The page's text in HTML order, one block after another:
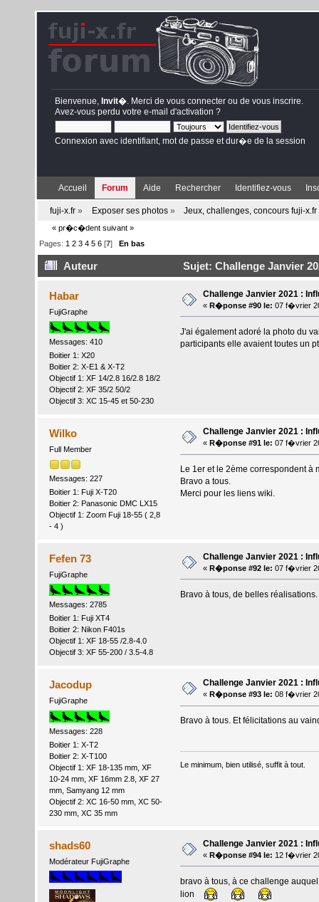
Bienvenue, Invit� . Merci de vous connecter ou de vous inscrire
Avez-vous perdu votre e-mail d'activation ?
Connexion avec identifiant, mot de passe et dur�e de la session
Accueil Forum Aide Rechercher Identifiez-vous
fuji-x.fr » Exposer ses photos» Jeux, challenges, concours fuji-x.fr
« pr�c�dent suivant »
Pages: 1 2 3 4 5 6 [7] En bas
Auteur Sujet: Challenge Janvier
Habar
FujiGraphe
Messages: 410
Boitier 1: X20
Boitier 2: X-E1 & X-T2
Objectif 1: XF 14/2.8 16/2.8 18/2
Objectif 2: XF 35/2 50/2
Objectif 3: XC 15-45 et 50-230
Challenge Janvier 2021 :
« R�ponse #90 le: 07 f�vrier
J'ai également adoré la photo du
participants elle avaient toutes un
Wilko
Full Member
Messages: 227
Boitier 1: Fuji X-T20
Boitier 2: Panasonic DMC LX15
Objectif 1: Zoom Fuji 18-55 ( 2,8
- 4 )
Challenge Janvier 2021 :
« R�ponse #91 le: 07 f�vrier
Le 1er et le 2ème correspondent à
Bravo a tous.
Merci pour les liens wiki.
Fefen 73
FujiGraphe
Messages: 2785
Boitier 1: Fuji XT4
Boitier 2: Nikon F401s
Objectif 1: XF 18-55 /2.8-4.0
Objectif 3: XF 55-200 / 3.5-4.8
Challenge Janvier 2021 :
« R�ponse #92 le: 07 f�vrier
Bravo à tous, de belles réalisations.
Jacodup
FujiGraphe
Messages: 228
Boitier 1: X-T2
Boitier 2: X-T100
Objectif 1: XF 18-135 mm, XF
10-24 mm, XF 16mm 2.8, XF 27
mm, Samyang 12 mm
Objectif 2: XC 16-50 mm, XC 50-
230 mm, XC 35 mm
Challenge Janvier 2021 :
« R�ponse #93 le: 08 f�vrier
Bravo à tous. Et félicitations au
Le minimum, bien utilisé, suffit à tout.
shads60
Modérateur FujiGraphe
Challenge Janvier 2021 :
« R�ponse #94 le: 12 f�vrier
bravo à tous, à ce challenge
lion